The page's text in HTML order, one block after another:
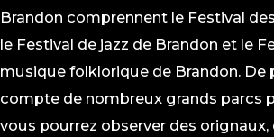
Brandon comprennent le Festival
le Festival de jazz de Brandon et le
musique folklorique de Brandon. De
compte de nombreux grands parcs
vous pourrez observer des orignaux,